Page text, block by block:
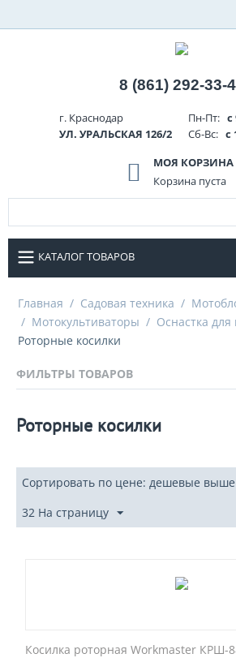
8 (861) 292-33-
г. Краснодар
УЛ. УРАЛЬСКАЯ 126/2
Пн-Пт: с
Сб-Вс: с
МОЯ КОРЗИНА
Корзина пуста
КАТАЛОГ ТОВАРОВ
Главная / Садовая техника /
/ Мотокультиваторы / Оснастка для
Роторные косилки
ФИЛЬТРЫ ТОВАРОВ
Роторные косилки
Сортировать по цене: дешевые выше
32 На страницу
Косилка роторная Workmaster КРШ-